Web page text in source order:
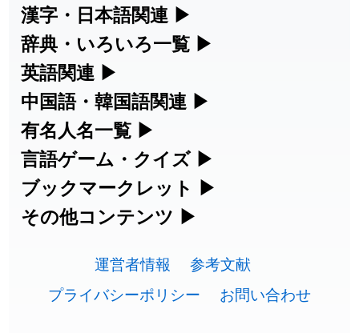
2026-07-24 「誤算」のイメージを追加しました
2026-07-24
2026-07-24 「睦」のイメージを追加しました
2026-07-24 「利他」のイメージを追加しました
2026-07-24 「性」のイメージを追加しました
2026-07-24 「 」のイメージを追加しました User feedback
漢字・日本語関連 ▶
漢字の読み方検索、手書き入力、書き順
練習など、日本語学習に役立つツールを
集めています。
人名漢字辞典 - 読み方検索
手書き漢字入力
漢字の書き方・書き順 書き取り練習
ひらがなの書き方・書き順
辞典・いろいろ一覧 ▶
部首・画数別の漢字一覧、熟語辞典、地
名・駅名検索など、各種リファレンスツ
ールです。
部首画数別漢字一覧
常用漢字一覧
画数別なまえ漢字一覧
英語関連 ▶
カタカナ語・略語の意味検索、発音記
号、リスニング練習など英語学習ツール
です。
カタカナ語の意味・発音・類語辞典
英語の発音記号一覧
英単語リスニングテスト
中国語・韓国語関連 ▶
中国語のピンイン変換、韓国語の手書き
入力など、アジア言語学習ツールです。
手書き中国語入力 変換ツール
韓国語手書き入力
有名人名一覧 ▶
海外セレブやスポーツ選手の名前の読み
方・発音を確認できます。
海外有名人の苗字・名前一覧と発音
プレミアリーグ選手名一覧
言語ゲーム・クイズ ▶
四字熟語パズルや漢字クイズなど、楽し
みながら学べるゲームです。
有名人名前読みクイズ（毎日更新）
ブックマークレット ▶
ブラウザに登録して、どのサイトからで
す。
漢字読み方検索ブックマークレット
その他コンテンツ ▶
その他の便利ツールです。
絵文字の意味と使い方
運営者情報
参考文献
プライバシーポリシー
お問い合わせ